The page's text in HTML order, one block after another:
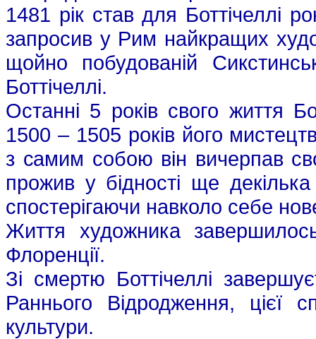
1481 рік став для Боттічеллі
запросив у Рим найкращих
щойно побудованій
Боттічеллі.
Останні 5 років свого життя
1500 – 1505 років його
з самим собою він вичерпав
прожив у бідності ще
спостерігаючи навколо себе
Життя художника
Флоренції.
Зі смертю Боттічеллі
Раннього Відродження, цієї
культури.